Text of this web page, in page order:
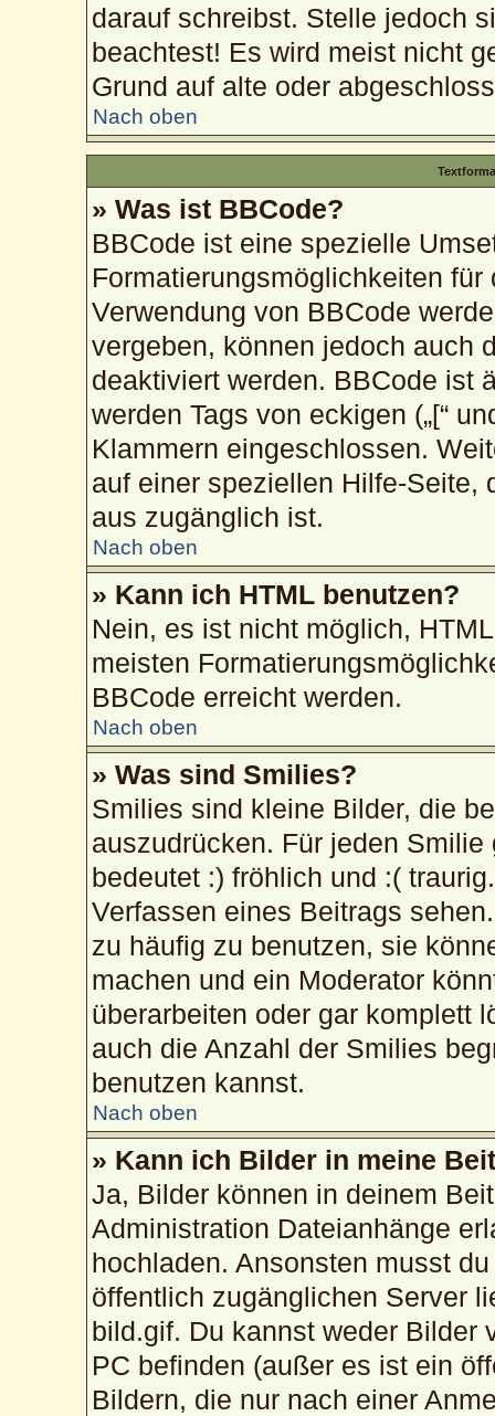
darauf schreibst. Stelle jedoch
beachtest! Es wird meist nicht
Grund auf alte oder
Nach oben
» Was ist BBCode?
BBCode ist eine spezielle
Formatierungsmöglichkeiten
Verwendung von BBCode
vergeben, können jedoch auch
deaktiviert werden. BBCode ist
werden Tags von eckigen („[“
Klammern eingeschlossen.
auf einer speziellen Hilfe-Seite,
aus zugänglich ist.
Nach oben
» Kann ich HTML benutzen?
Nein, es ist nicht möglich,
meisten
BBCode erreicht werden.
Nach oben
» Was sind Smilies?
Smilies sind kleine Bilder, die
auszudrücken. Für jeden
bedeutet :) fröhlich und :(
Verfassen eines Beitrags
zu häufig zu benutzen, sie
machen und ein Moderator
überarbeiten oder gar komplett
auch die Anzahl der Smilies
benutzen kannst.
Nach oben
» Kann ich Bilder in meine
Ja, Bilder können in deinem
Administration Dateianhänge
hochladen. Ansonsten musst
öffentlich zugänglichen Server
bild.gif. Du kannst weder Bilder
PC befinden (außer es ist ein
Bildern, die nur nach einer